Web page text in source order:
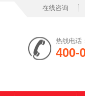
在线咨询
热线电话
400-